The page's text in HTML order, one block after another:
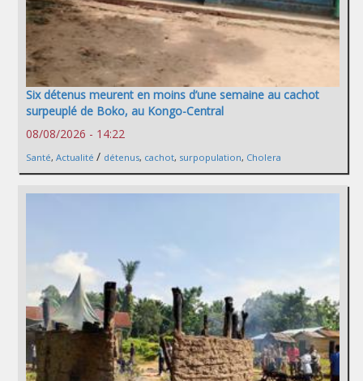
Six détenus meurent en moins d’une semaine au cachot
surpeuplé de Boko, au Kongo-Central
08/08/2026 - 14:22
Santé, Actualité / détenus, cachot, surpopulation, Cholera